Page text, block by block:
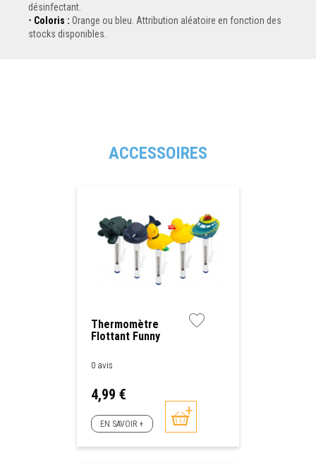
désinfectant.
Coloris : Orange ou bleu. Attribution aléatoire en fonction des
stocks disponibles.
ACCESSOIRES
Thermomètre
Flottant Funny
0 avis
Prix
4,99 €
EN SAVOIR +